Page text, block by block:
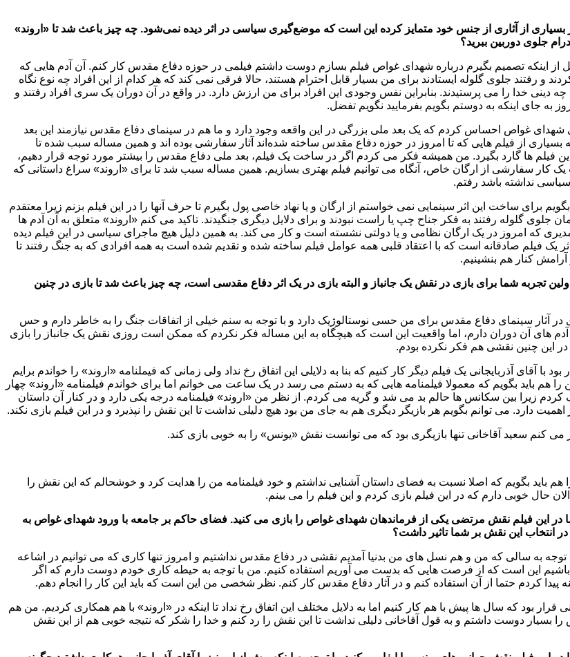
بسیاری از آثاری از جنس خود متمایز کرده این است که موضع‌گیری سیاسی در اثر دیده نمی‌شود. چه چیز باعث شد تا «اروند»
جلوی دوربین ببرید؟
از اینکه تصمیم بگیرم درباره شهدای غواص فیلم بسازم دوست داشتم فیلمی در حوزه دفاع مقدس کار کنم. آن آدم هایی که
و رفتند جلوی گلوله ایستادند برای من بسیار قابل احترام هستند، حالا فرقی نمی کند که هر کدام از این افراد چه نوع نگاه
چه دینی خدا را می پرستیدند. بنابراین نفس وجودی این افراد برای من ارزش دارد. در واقع در آن دوران یک سری افراد رفتند و
به جای اینکه به دوستم بگویم بفرمایید نگویم تفضل.
شهدای غواص احساس کردم که یک بعد ملی بزرگی در این واقعه وجود دارد و ما هم در سینمای دفاع مقدس نیازمند این بعد
بسیاری از فیلم هایی که تا امروز در حوزه دفاع مقدس ساخته شده‌اند آثار سفارشی بوده اند و همین مساله سبب شده تا
فیلم ها گارد بگیرد. من همیشه فکر می کردم اگر در ساخت یک فیلم، بعد ملی دفاع مقدس را بیشتر مورد توجه قرار دهیم،
کار سفارشی از ارگان خاص، آنگاه می توانیم فیلم بهتری بسازیم. همین مساله سبب شد تا برای «اروند» سراغ داستانی که
نداشته باشد رفتم.
بگویم برای ساخت این اثر سینمایی نمی خواستم از ارگان و یا نهاد خاصی پول بگیرم تا حرف آنها را در این فیلم بزنم زیرا معتقدم
جلوی گلوله رفتند به فکر جناح چپ یا راست نبودند و برای دلایل دیگری جنگیدند. تاکید می کنم «اروند» متعلق به آن آدم ها
که امروز در یک ارگان نظامی و یا دولتی نشسته است و کار می کند. به همین دلیل هیچ ماجرای سیاسی در این فیلم دیده
یک فیلم صادقانه است که با اعتقاد قلبی همه عوامل فیلم ساخته شده و تقدیم شده است به همه افرادی که به جنگ رفتند تا
آرامش کنار هم بنشینیم.
تجربه شما برای بازی در نقش یک جانباز و البته بازی در یک اثر دفاع مقدسی است، چه چیز باعث شد تا بازی در چنین
در آثار سینمای دفاع مقدس برای من حسی نوستالوژیک دارد و با توجه به سنم خیلی از اتفاقات جنگ را به خاطر دارم و حس
های آن دوران دارم، اما واقعیت این است که هیچگاه به این مساله فکر نکردم که ممکن است روزی نقش یک جانباز را بازی
این چنین نقشی هم فکر نکرده بودم.
بود با آقای آذربایجانی یک فیلم دیگر کار کنیم که بنا به دلایلی این اتفاق رخ نداد ولی زمانی که فیملنامه «اروند» را خواندم برایم
را هم باید بگویم که معمولا فیلمنامه هایی که به دستم می رسد در یک ساعت می خوانم اما برای خواندم فیلمنامه «اروند» چهار
زیرا بین سکانس ها حالم بد می شد و گریه می کردم. از نظر من «اروند» فیلمنامه درجه یکی دارد و در کنار آن داستان
اهمیت دارد. می توانم بگویم هر بازیگر دیگری هم به جای من بود هیچ دلیلی نداشت تا این نقش را نپذیرد و در این فیلم بازی نکند.
کنم سعید آقاخانی تنها بازیگری بود که می توانست نقش «یونس» را به خوبی بازی کند.
را هم باید بگویم که اصلا نسبت به فضای داستان آشنایی نداشتم و خود فیلمنامه من را هدایت کرد و خوشحالم که این نقش را
حال خوبی دارم که در این فیلم بازی کردم و این فیلم را می بینم.
در این فیلم نقش مرتضی یکی از فرماندهان شهدای غواص را بازی می کنید. فضای حاکم بر جامعه با ورود شهدای غواص به
در انتخاب این نقش بر شما تاثیر داشت؟
توجه به سالی که من و هم نسل های من بدنیا آمدیم نقشی در دفاع مقدس نداشتیم و امروز تنها کاری که می توانیم در اشاعه
باشیم این است که از فرصت هایی که بدست می آوریم استفاده کنیم. من با توجه به حیطه کاری خودم دوست دارم که اگر
پیدا کردم حتما از آن استفاده کنم و در آثار دفاع مقدس کار کنم. نظر شخصی من این است که باید این کار را انجام دهم.
قرار بود که سال ها پیش با هم کار کنیم اما به دلایل مختلف این اتفاق رخ نداد تا اینکه در «اروند» با هم همکاری کردیم. من هم
را بسیار دوست داشتم و به قول آقاخانی دلیلی نداشت تا این نقش را رد کنم و خدا را شکر که نتیجه خوبی هم از این نقش